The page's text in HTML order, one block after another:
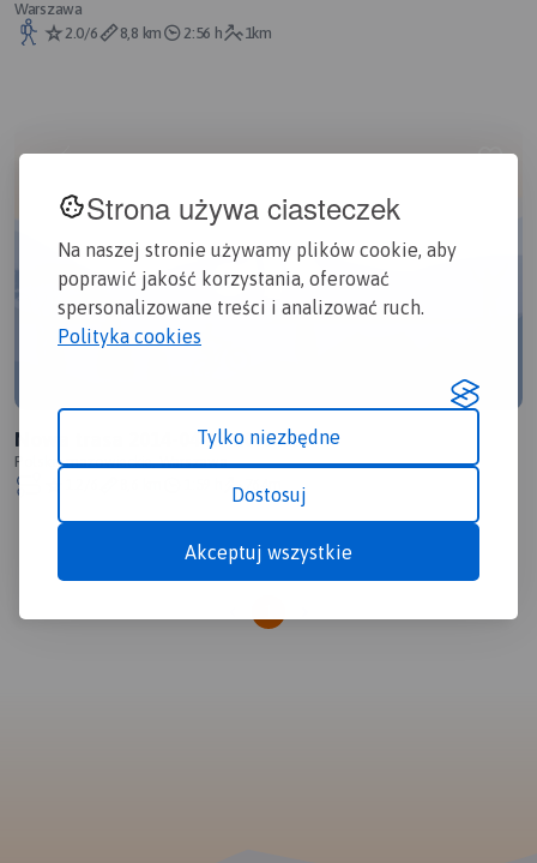
Strona używa ciasteczek
Na naszej stronie używamy plików cookie, aby
poprawić jakość korzystania, oferować
spersonalizowane treści i analizować ruch.
Polityka cookies
Tylko niezbędne
Dostosuj
Akceptuj wszystkie
Warszawa
2.0/6
8,8 km 2:56 h 1km
Nowa trasa 2014-04-17 20:04:23
Polska, mazowieckie, Warszawa
764m